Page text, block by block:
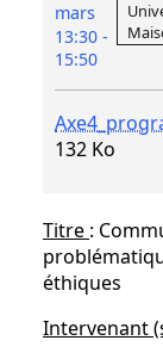
mars
13:30 -
15:50
132 Ko
Titre :
éthiques
Intervenant